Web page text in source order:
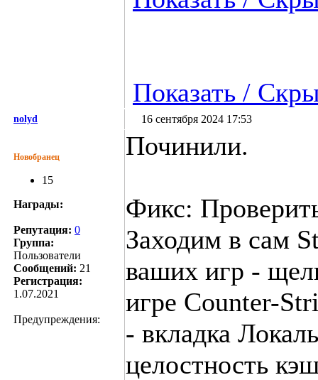
Показать /
nolyd 16 сентября 2024 17:53
Новобранец
15
Награды:
Репутация: 0
Группа:
Пользователи
Сообщений: 21
Регистрация:
1.07.2021
Предупреждения:
Починили.
Фикс:
Заходим в сам
ваших игр -
игре Counter-
- вкладка
целостность